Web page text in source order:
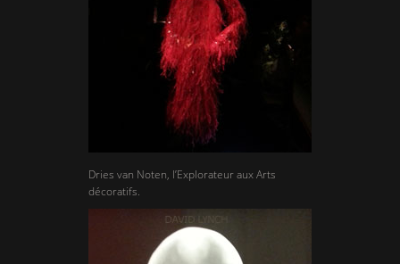
Dries van Noten, l’Explorateur aux Arts
décoratifs.